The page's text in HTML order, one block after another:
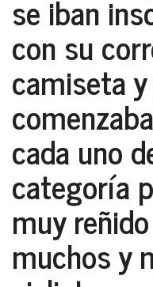
se iban
con su
camiseta
cada uno
categoría
muy
muchos y